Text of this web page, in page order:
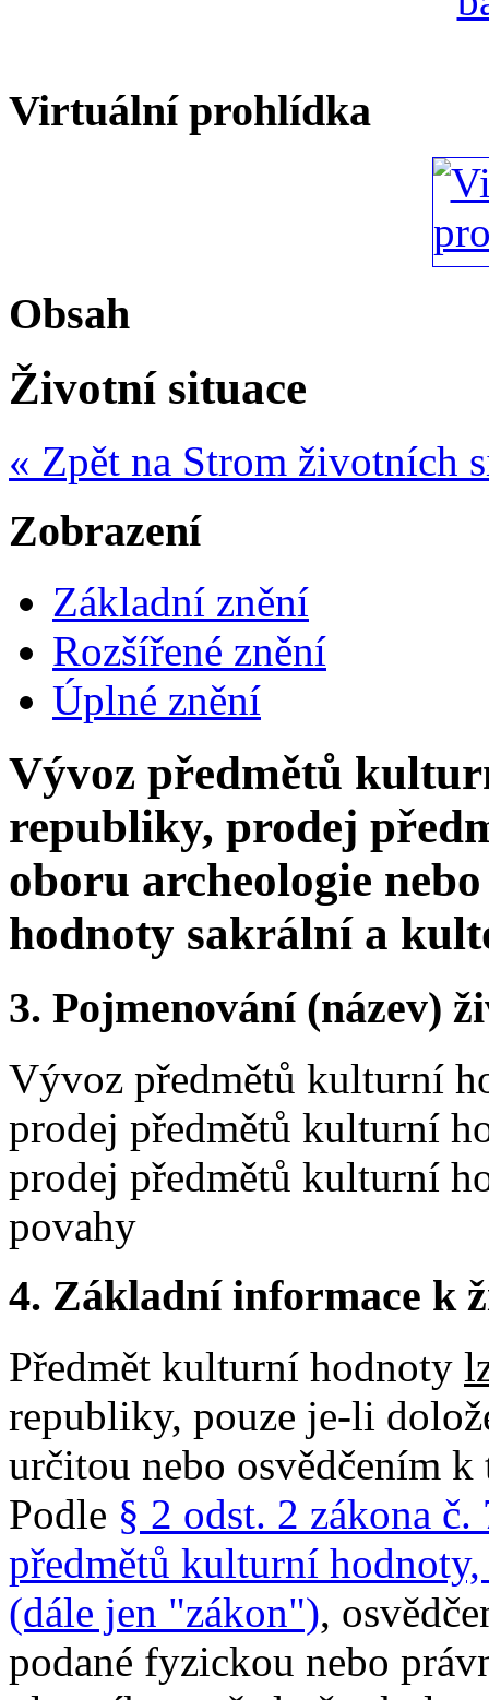
Virtuální prohlídka
Obsah
Životní situace
« Zpět na Strom životních
Zobrazení
Základní znění
Rozšířené znění
Úplné znění
Vývoz předmětů
republiky, prodej
oboru archeologie
hodnoty sakrální a
3. Pojmenování (název)
Vývoz předmětů kulturní
prodej předmětů kulturní
prodej předmětů kulturní
povahy
4. Základní informace k
Předmět kulturní hodnoty
republiky, pouze je-li
určitou nebo osvědčením
Podle § 2 odst. 2 zákona
předmětů kulturní
(dále jen "zákon"),
podané fyzickou nebo